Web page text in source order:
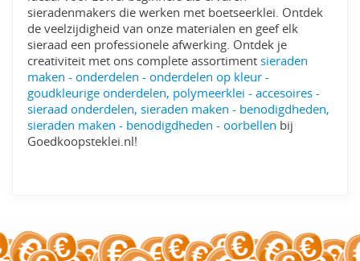
sieradenmakers die werken met boetseerklei. Ontdek
de veelzijdigheid van onze materialen en geef elk
sieraad een professionele afwerking. Ontdek je
creativiteit met ons complete assortimentsieraden
maken - onderdelen - onderdelen op kleur -
goudkleurige onderdelen, polymeerklei - accesoires -
sieraad onderdelen, sieraden maken - benodigdheden,
sieraden maken - benodigdheden - oorbellen bij
Goedkoopsteklei.nl!